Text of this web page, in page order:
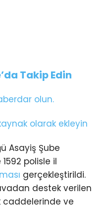
Takip Edin
olun.
olarak ekleyin
Asayiş Şube
polisle il
gerçekleştirildi.
destek verilen
caddelerinde ve